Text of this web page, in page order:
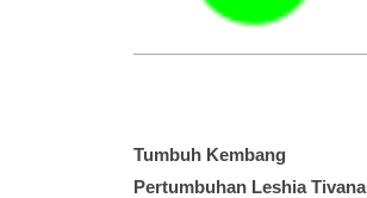
Tumbuh Kembang
Pertumbuhan Leshia Tivana